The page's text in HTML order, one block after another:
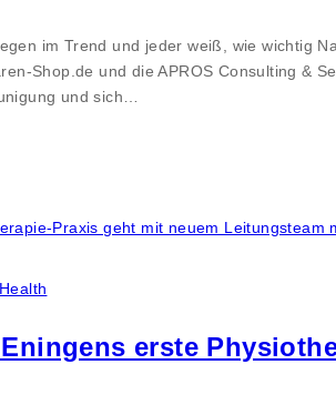
im Trend und jeder weiß, wie wichtig
Shop.de und die APROS Consulting &
und sich…
erste